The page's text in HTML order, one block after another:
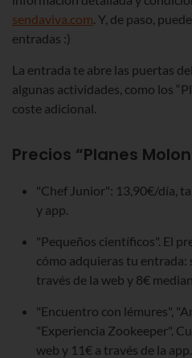
sendaviva.com. Y, de paso,
entradas :)
La entrada te abre las puertas
algunas actividades, como los
coste adicional.
Precios “Planes
"Chef Junior": 13,90€/día,
y app.
"Pequeños científicos". El
cómo adquieras tu entrada:
través de la web y 8€
"Encuentro con lémures",
"Experiencia Zookeeper".
web y 11€ a través de la app.